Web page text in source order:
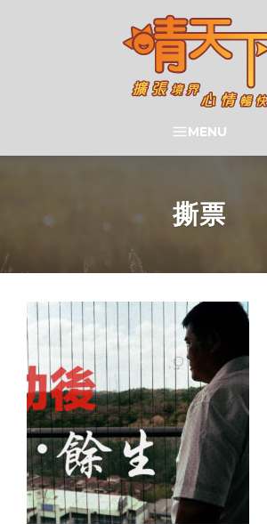
晴天下 SHININGMEUP
SEARCH
MENU
撕票